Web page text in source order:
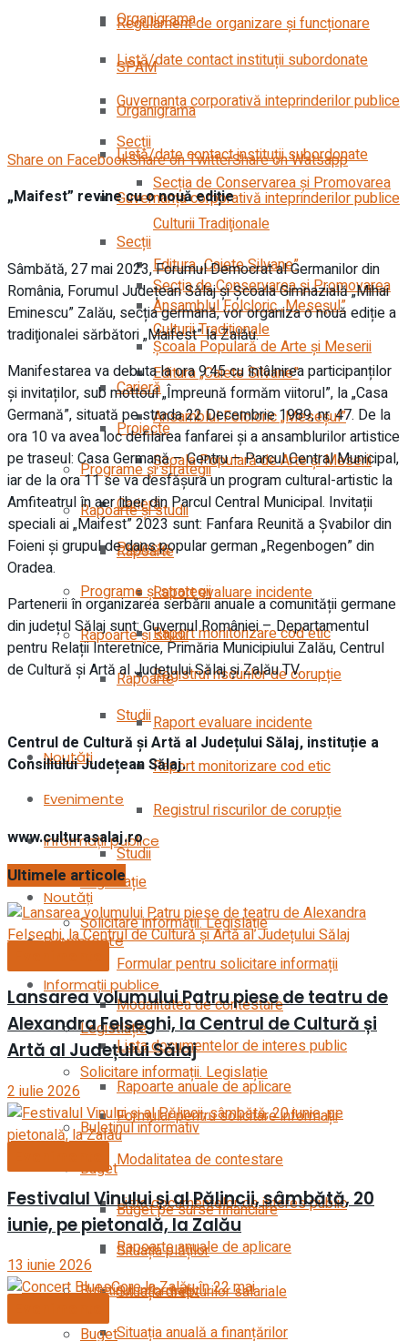
Organigrama
Listă/date contact instituții subordonate
Guvernanța corporativă inteprinderilor publice
Secții
Secția de Conservarea şi Promovarea
Culturii Tradiţionale
Editura „Caiete Silvane”
Ansamblul Folcloric „Meseşul”
Școala Populară de Arte și Meserii
Carieră
Proiecte
Programe și strategii
Rapoarte și studii
Rapoarte
Raport evaluare incidente
Raport monitorizare cod etic
Registrul riscurilor de corupție
Studii
Noutăți
Evenimente
Informații publice
Legistlație
Solicitare informații. Legislație
Formular pentru solicitare informații
Modalitatea de contestare
Lista documentelor de interes public
Rapoarte anuale de aplicare
Buletinul informativ
Buget
Buget pe surse financiare
Situația plăților
Situația drepturilor salariale
Situația anuală a finanțărilor
Regulament de organizare și funcționare
SPAM
Organigrama
Listă/date contact instituții subordonate
Guvernanța corporativă inteprinderilor publice
Secții
Secția de Conservarea şi Promovarea
Culturii Tradiţionale
Editura „Caiete Silvane”
Ansamblul Folcloric „Meseşul”
Școala Populară de Arte și Meserii
Carieră
Proiecte
Programe și strategii
Rapoarte și studii
Rapoarte
Raport evaluare incidente
Raport monitorizare cod etic
Registrul riscurilor de corupție
Studii
Noutăți
Evenimente
Informații publice
Legistlație
Solicitare informații. Legislație
Formular pentru solicitare informații
Modalitatea de contestare
Lista documentelor de interes public
Rapoarte anuale de aplicare
Buletinul informativ
Buget
Share on FacebookShare on TwitterShare on Watsapp
„Maifest” revine cu o nouă ediție
Sâmbătă, 27 mai 2023, Forumul Democrat al Germanilor din
România, Forumul Județean Sălaj și Școala Gimnazială „Mihai
Eminescu” Zalău, secția germană, vor organiza o nouă ediție a
tradiţionalei sărbători „Maifest” la Zalău.
Manifestarea va debuta la ora 9:45 cu întâlnirea participanților
și invitaților, sub mottoul „Împreună formăm viitorul”, la „Casa
Germană”, situată pe strada 22 Decembrie 1989, nr. 47. De la
ora 10 va avea loc defilarea fanfarei și a ansamblurilor artistice
pe traseul: Casa Germană – Centru – Parcul Central Municipal,
iar de la ora 11 se va desfăşura un program cultural-artistic la
Amfiteatrul în aer liber din Parcul Central Municipal. Invitații
speciali ai „Maifest” 2023 sunt: Fanfara Reunită a Șvabilor din
Foieni și grupul de dans popular german „Regenbogen” din
Oradea.
Partenerii în organizarea serbării anuale a comunității germane
din județul Sălaj sunt: Guvernul României – Departamentul
pentru Relații Interetnice, Primăria Municipiului Zalău, Centrul
de Cultură și Artă al Județului Sălaj și Zalău TV.
Centrul de Cultură și Artă al Județului Sălaj, instituție a
Consiliului Județean Sălaj.
www.culturasalaj.ro
Ultimele articole
Lansarea volumului Patru piese de teatru de
Alexandra Felseghi, la Centrul de Cultură și
Artă al Județului Sălaj
2 iulie 2026
Festivalul Vinului și al Pălincii, sâmbătă, 20
iunie, pe pietonală, la Zalău
13 iunie 2026